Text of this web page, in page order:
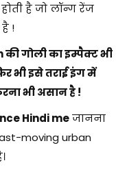
है जो लॉन्ग रेंज
!
गोली का इम्पैक्ट भी
भी इसे तराई इंग में
भी असान है !
Hindi meजानना
moving urban